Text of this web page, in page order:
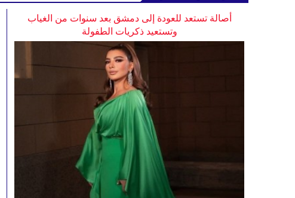
أصالة تستعد للعودة إلى دمشق بعد سنوات من الغياب
وتستعيد ذكريات الطفولة